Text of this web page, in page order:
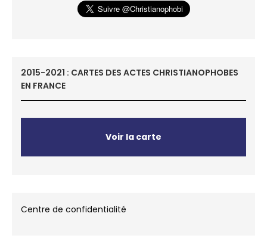
2015-2021 : CARTES DES ACTES CHRISTIANOPHOBES
EN FRANCE
Voir la carte
Centre de confidentialité